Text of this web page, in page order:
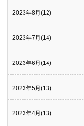
2023年8月(12)
2023年7月(14)
2023年6月(14)
2023年5月(13)
2023年4月(13)